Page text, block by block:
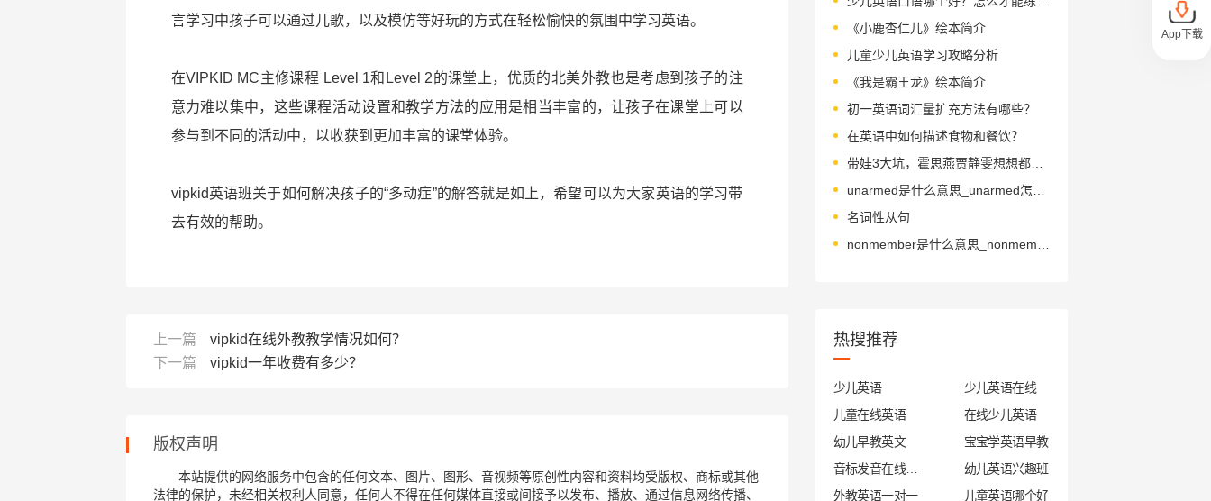
言学习中孩子可以通过儿歌，以及模仿等好玩的方式在轻松愉快的氛围中学习英语。
在VIPKID MC主修课程 Level 1和Level 2的课堂上，优质的北美外教也是考虑到孩子的注
意力难以集中，这些课程活动设置和教学方法的应用是相当丰富的，让孩子在课堂上可以
参与到不同的活动中，以收获到更加丰富的课堂体验。
vipkid英语班关于如何解决孩子的“多动症”的解答就是如上，希望可以为大家英语的学习带
去有效的帮助。
上一篇
vipkid在线外教教学情况如何？
下一篇
vipkid一年收费有多少？
版权声明
本站提供的网络服务中包含的任何文本、图片、图形、音视频等原创性内容和资料均受版权、商标或其他
法律的保护，未经相关权利人同意，任何人不得在任何媒体直接或间接予以发布、播放、通过信息网络传播、
《小鹿杏仁儿》绘本简介
儿童少儿英语学习攻略分析
《我是霸王龙》绘本简介
初一英语词汇量扩充方法有哪些？
在英语中如何描述食物和餐饮？
带娃3大坑，霍思燕贾静雯想想都头疼，你经历过吗？
名词性从句
热搜推荐
少儿英语
少儿英语在线
儿童在线英语
在线少儿英语
幼儿早教英文
宝宝学英语早教
幼儿英语兴趣班
外教英语一对一
儿童英语哪个好
App下载